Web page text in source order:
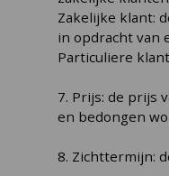
Zakelijke klant:
in opdracht van
Particuliere
7. Prijs: de prijs
en bedongen
8. Zichttermijn: